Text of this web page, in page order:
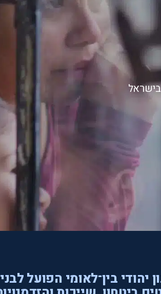
יהודי בין־לאומי הפועל